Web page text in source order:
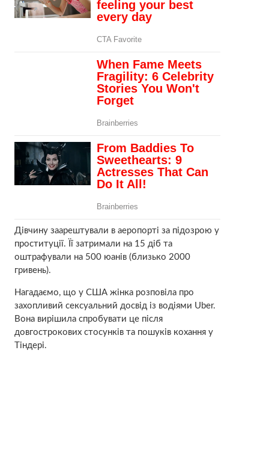
Дівчину заарештували в аеропорті за підозрою у
проституції. Її затримали на 15 діб та
оштрафували на 500 юанів (близько 2000
гривень).
Нагадаємо, що у США жінка розповіла про
захопливий сексуальний досвід із водіями Uber.
Вона вирішила спробувати це після
довгострокових стосунків та пошуків кохання у
Тіндері.